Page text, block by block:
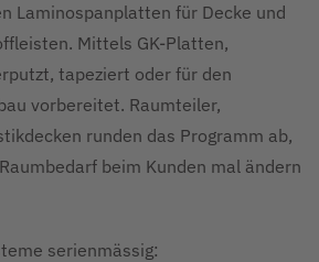
Laminospanplatten für Decke und
Mittels GK-Platten,
tapeziert oder für den
vorbereitet. Raumteiler,
runden das Programm ab,
beim Kunden mal ändern
serienmässig: